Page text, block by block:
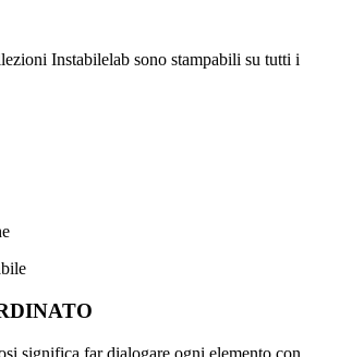
Instabilelab sono stampabili su tutti i
significa far dialogare ogni elemento con